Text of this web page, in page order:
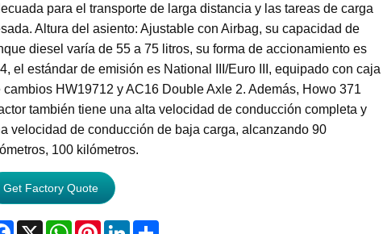
para el transporte de larga distancia y las tareas de carga
Altura del asiento: Ajustable con Airbag, su capacidad de
diesel varía de 55 a 75 litros, su forma de accionamiento es
el estándar de emisión es National III/Euro III, equipado con caja
cambios HW19712 y AC16 Double Axle 2. Además, Howo 371
también tiene una alta velocidad de conducción completa y
velocidad de conducción de baja carga, alcanzando 90
100 kilómetros.
Get Factory Quote
Facebook
X WhatsApp
PinterestLinkedInShare